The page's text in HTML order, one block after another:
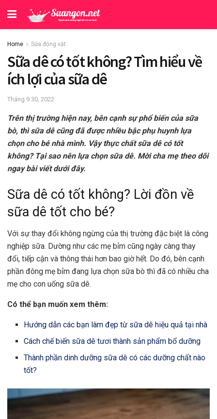
Home Sữa động vật
Sữa dê có tốt không? Tìm hiểu về
ích lợi của sữa dê
Tháng 9 30, 2022
Trên thị trường hiện nay, bên cạnh sự phổ biến của sữa
bò, thì sữa dê cũng đã được nhiều bậc phụ huynh lựa
chọn cho bé nhà mình. Vậy thực chất sữa dê có tốt
không? Tại sao nên lựa chọn sữa dê. Mời cha mẹ theo dõi
ngay bài viết dưới đây.
Sữa dê có tốt không? Lời đồn về
sữa dê tốt cho bé?
Với sự thay đổi không ngừng của thị trường đặc biệt là công
nghiệp sữa. Dường như các mẹ bỉm cũng ngày càng thay
đổi, tiếp cận và thông thái hơn bao giờ hết. Do đó, bên cạnh
phần đông mẹ bỉm đang lựa chọn sữa bò thì đã có nhiều cha
mẹ cho con uống sữa dê.
Có thể bạn muốn xem thêm:
Hướng dẫn các bạn làm đẹp từ sữa dê hiệu quả tại nhà
Cách chế biến sữa dê tươi thành sản phẩm bổ dưỡng
Thành phần dinh dưỡng sữa dê có các dưỡng chất nào
tốt?